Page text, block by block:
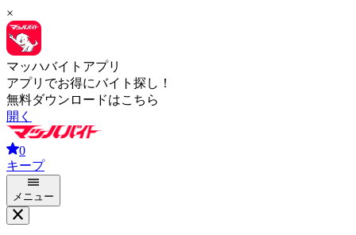
×
マッハバイトアプリ
アプリでお得にバイト探し！
無料ダウンロードはこちら
開く
0
キープ
メニュー